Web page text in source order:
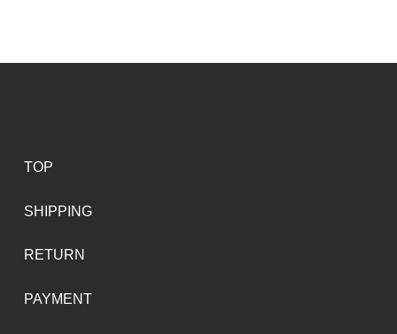
TOP
SHIPPING
RETURN
PAYMENT